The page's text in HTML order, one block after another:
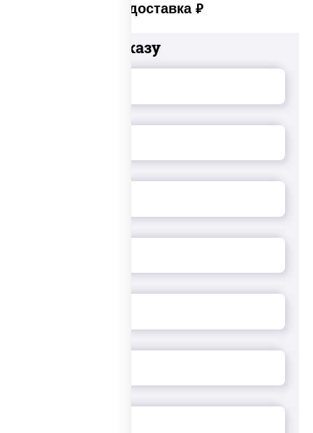
Платная доставка руб
Добавьте к заказу